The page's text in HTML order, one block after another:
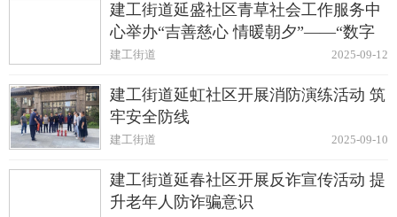
建工街道延盛社区青草社会工作服务中
心举办“吉善慈心 情暖朝夕”——“数字
公益节 共建幸福家园”慈善大集
2025-09-12
建工街道
建工街道延虹社区开展消防演练活动 筑
牢安全防线
2025-09-10
建工街道
建工街道延春社区开展反诈宣传活动 提
升老年人防诈骗意识